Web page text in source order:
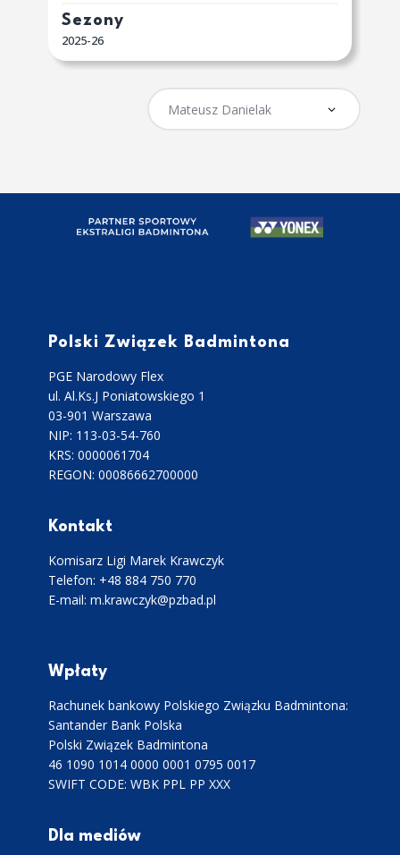
Sezony
2025-26
Polski Związek Badmintona
PGE Narodowy Flex
ul. Al.Ks.J Poniatowskiego 1
03-901 Warszawa
NIP: 113-03-54-760
KRS: 0000061704
REGON: 00086662700000
Kontakt
Komisarz Ligi Marek Krawczyk
Telefon: +48 884 750 770
E-mail: m.krawczyk@pzbad.pl
Wpłaty
Rachunek bankowy Polskiego Związku Badmintona:
Santander Bank Polska
Polski Związek Badmintona
46 1090 1014 0000 0001 0795 0017
SWIFT CODE: WBK PPL PP XXX
Dla mediów